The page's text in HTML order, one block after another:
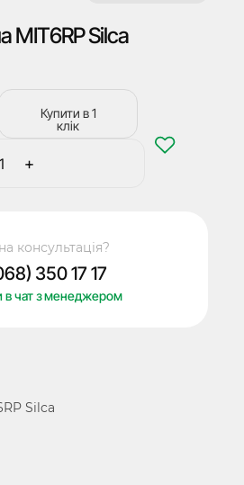
MIT6RP Silca
Заготовка
кількість
+
Купити в 1
клік
консультація?
350 17 17
в чат з менеджером
Silca